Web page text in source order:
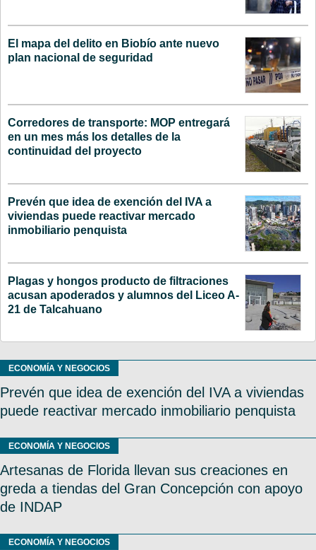
El mapa del delito en Biobío ante nuevo
plan nacional de seguridad
Corredores de transporte: MOP entregará
en un mes más los detalles de la
continuidad del proyecto
Prevén que idea de exención del IVA a
viviendas puede reactivar mercado
inmobiliario penquista
Plagas y hongos producto de filtraciones
acusan apoderados y alumnos del Liceo A-
21 de Talcahuano
ECONOMÍA Y NEGOCIOS
Prevén que idea de exención del IVA a viviendas
puede reactivar mercado inmobiliario penquista
ECONOMÍA Y NEGOCIOS
Artesanas de Florida llevan sus creaciones en
greda a tiendas del Gran Concepción con apoyo
de INDAP
ECONOMÍA Y NEGOCIOS